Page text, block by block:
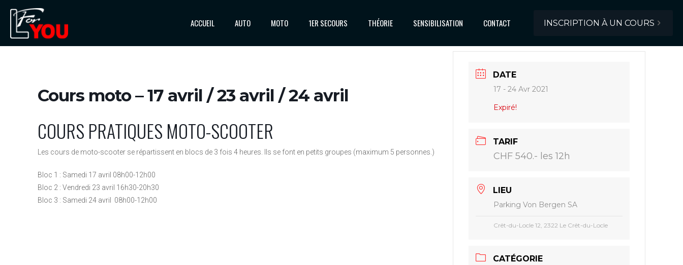
ACCUEIL AUTO MOTO 1ER SECOURS THÉORIE SENSIBILISATION CONTACT INSCRIPTION À UN COURS
Cours moto – 17 avril / 23 avril / 24 avril
COURS PRATIQUES MOTO-SCOOTER
Les cours de moto-scooter se répartissent en blocs de 3 fois 4 heures. Ils se font en petits groupes (maximum 5 personnes.)
Bloc 1 : Samedi 17 avril 08h00-12h00
Bloc 2 : Vendredi 23 avril 16h30-20h30
Bloc 3 : Samedi 24 avril 08h00-12h00
DATE
17 - 24 Avr 2021
Expiré!
TARIF
CHF 540.- les 12h
LIEU
Parking Von Bergen SA
Crêt-du-Locle 12, 2322 Le Crêt-du-Locle
CATÉGORIE